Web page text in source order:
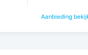
Aanbieding